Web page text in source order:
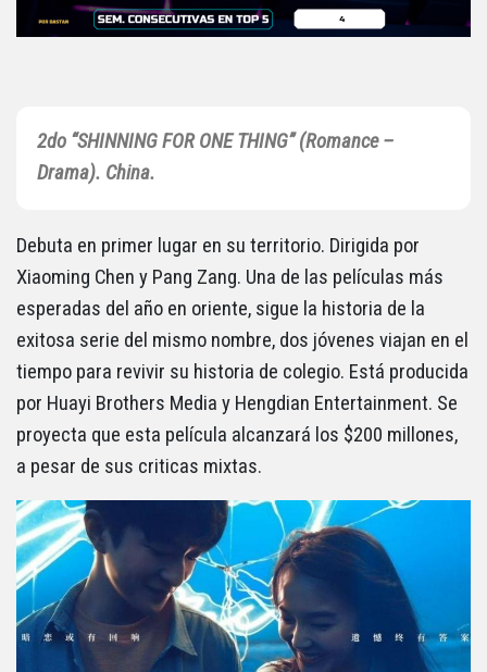
2do “SHINNING FOR ONE THING” (Romance –
Drama). China.
Debuta en primer lugar en su territorio. Dirigida por
Xiaoming Chen y Pang Zang. Una de las películas más
esperadas del año en oriente, sigue la historia de la
exitosa serie del mismo nombre, dos jóvenes viajan en el
tiempo para revivir su historia de colegio. Está producida
por Huayi Brothers Media y Hengdian Entertainment. Se
proyecta que esta película alcanzará los $200 millones,
a pesar de sus criticas mixtas.